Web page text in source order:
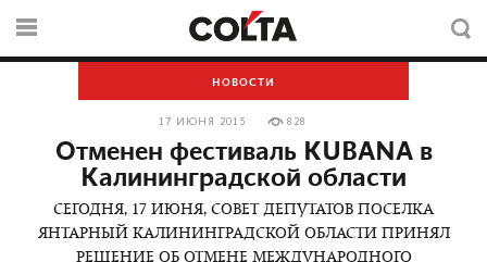
НОВОСТИ
17 ИЮНЯ 2015 828
Отменен фестиваль KUBANA в
Калининградской области
CЕГОДНЯ, 17 ИЮНЯ, СОВЕТ ДЕПУТАТОВ ПОСЕЛКА
ЯНТАРНЫЙ КАЛИНИНГРАДСКОЙ ОБЛАСТИ ПРИНЯЛ
РЕШЕНИЕ ОБ ОТМЕНЕ МЕЖДУНАРОДНОГО